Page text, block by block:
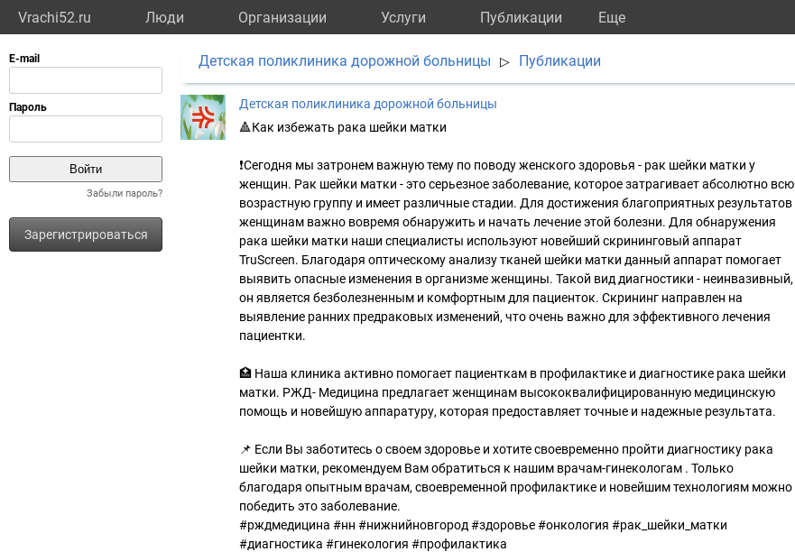
Vrachi52.ru Люди Организации Услуги Публикации Eще
Забыли пароль?
Зарегистрироваться
Детская поликлиника дорожной больницы ▷ Публикации
Детская поликлиника дорожной больницы
🔺Как избежать рака шейки матки
❗Сегодня мы затронем важную тему по поводу женского здоровья - рак шейки матки у
женщин. Рак шейки матки - это серьезное заболевание, которое затрагивает абсолютно всю
возрастную группу и имеет различные стадии. Для достижения благоприятных результатов
женщинам важно вовремя обнаружить и начать лечение этой болезни. Для обнаружения
рака шейки матки наши специалисты используют новейший скрининговый аппарат
TruScreen. Благодаря оптическому анализу тканей шейки матки данный аппарат помогает
выявить опасные изменения в организме женщины. Такой вид диагностики - неинвазивный,
он является безболезненным и комфортным для пациенток. Скрининг направлен на
выявление ранних предраковых изменений, что очень важно для эффективного лечения
пациентки.
🏥 Наша клиника активно помогает пациенткам в профилактике и диагностике рака шейки
матки. РЖД- Медицина предлагает женщинам высококвалифицированную медицинскую
помощь и новейшую аппаратуру, которая предоставляет точные и надежные результата.
📌 Если Вы заботитесь о своем здоровье и хотите своевременно пройти диагностику рака
шейки матки, рекомендуем Вам обратиться к нашим врачам-гинекологам . Только
благодаря опытным врачам, своевременной профилактике и новейшим технологиям можно
победить это заболевание.
#рждмедицина #нн #нижнийновгород #здоровье #онкология #рак_шейки_матки
#диагностика #гинекология #профилактика